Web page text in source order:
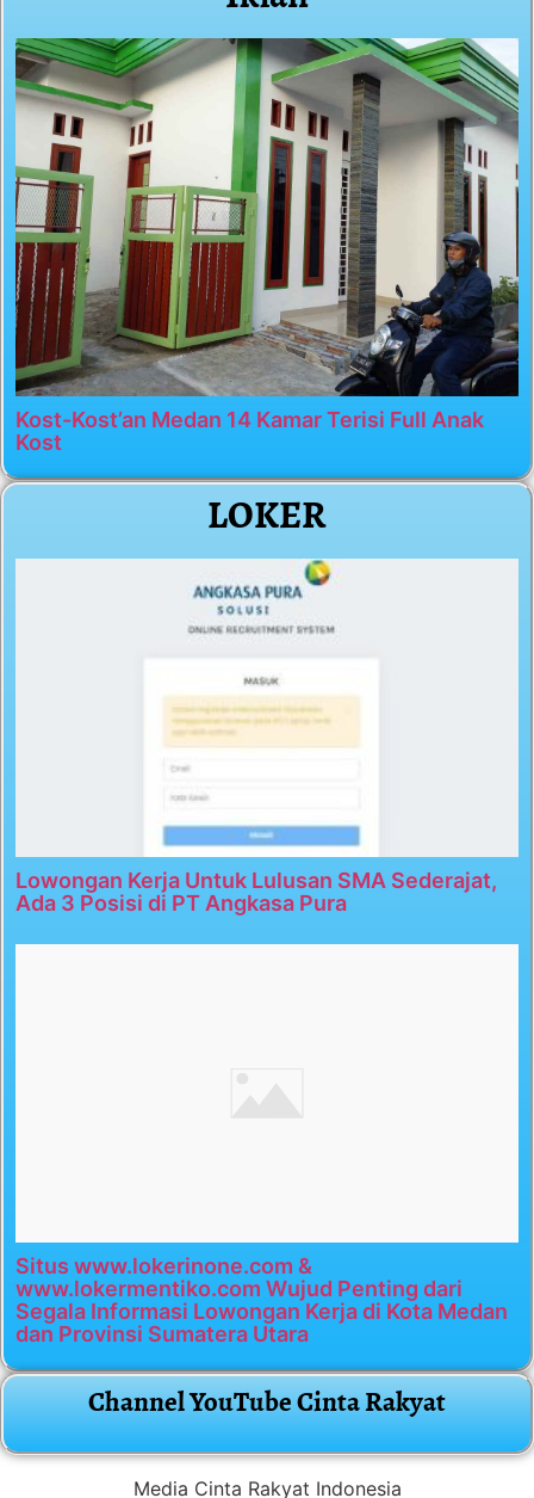
Kost-Kost’an Medan 14 Kamar Terisi Full Anak
Kost
LOKER
Lowongan Kerja Untuk Lulusan SMA Sederajat,
Ada 3 Posisi di PT Angkasa Pura
Situs www.lokerinone.com &
www.lokermentiko.com Wujud Penting dari
Segala Informasi Lowongan Kerja di Kota Medan
dan Provinsi Sumatera Utara
Channel YouTube Cinta Rakyat
Media Cinta Rakyat Indonesia